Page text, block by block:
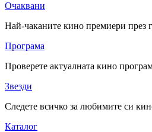
Очаквани
Най-чаканите кино премиери през
Програма
Проверете актуалната кино
Звезди
Следете всичко за любимите си
Каталог